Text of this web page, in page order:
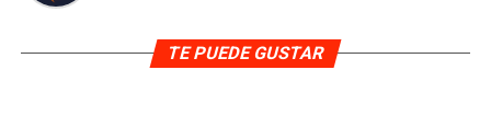
TE PUEDE GUSTAR